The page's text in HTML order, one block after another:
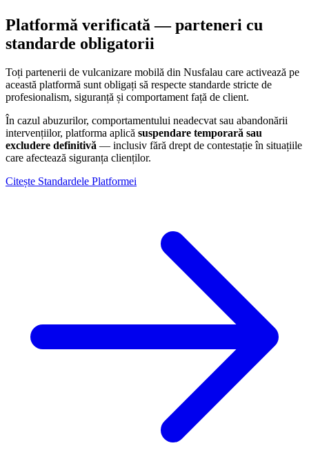
Platformă verificată — parteneri cu
standarde obligatorii
Toți partenerii de vulcanizare mobilă din Nusfalau care activează pe
această platformă sunt obligați să respecte standarde stricte de
profesionalism, siguranță și comportament față de client.
În cazul abuzurilor, comportamentului neadecvat sau abandonării
intervențiilor, platforma aplică suspendare temporară sau
excludere definitivă — inclusiv fără drept de contestație în situațiile
care afectează siguranța clienților.
Citește Standardele Platformei